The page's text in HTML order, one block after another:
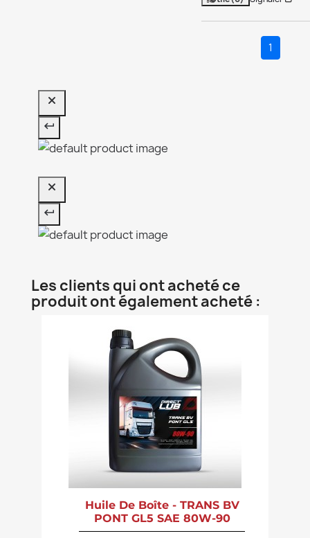
1
Les clients qui ont acheté ce
produit ont également acheté :
Huile De Boîte - TRANS BV
PONT GL5 SAE 80W-90